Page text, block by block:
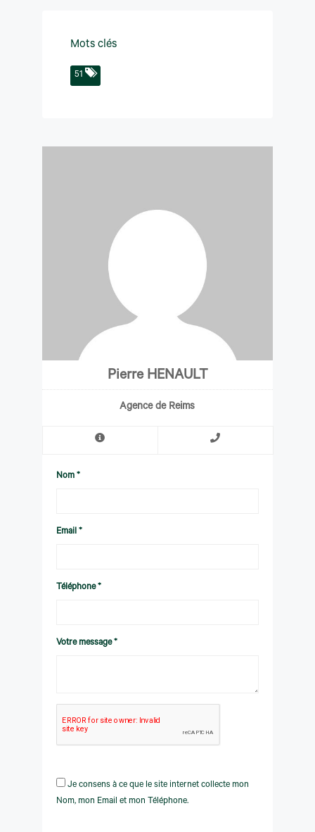
Mots clés
51
Pierre HENAULT
Agence de Reims
Nom *
Email *
Téléphone *
Votre message *
Je consens à ce que le site internet collecte mon
Nom, mon Email et mon Téléphone.